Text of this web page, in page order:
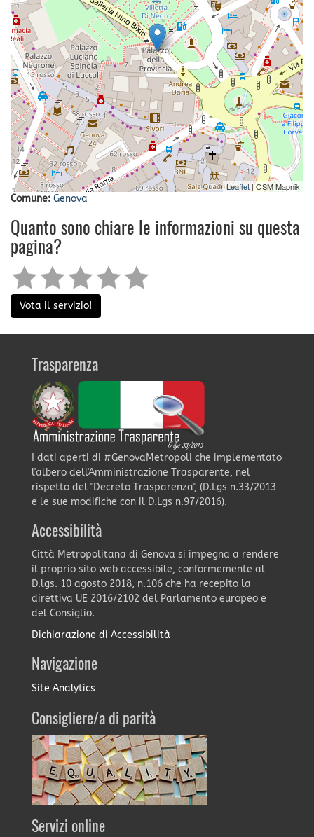
Leaflet| OSM Mapnik
Comune: Genova
Quanto sono chiare le informazioni su questa
pagina?
Vota il servizio!
Trasparenza
I dati aperti di #GenovaMetropoli che implementato
l'albero dell'Amministrazione Trasparente, nel
rispetto del "Decreto Trasparenza", (D.Lgs n.33/2013
e le sue modifiche con il D.Lgs n.97/2016).
Accessibilità
Città Metropolitana di Genova si impegna a rendere
il proprio sito web accessibile, conformemente al
D.lgs. 10 agosto 2018, n.106 che ha recepito la
direttiva UE 2016/2102 del Parlamento europeo e
del Consiglio.
Dichiarazione di Accessibilità
Navigazione
Site Analytics
Consigliere/a di parità
Servizi online